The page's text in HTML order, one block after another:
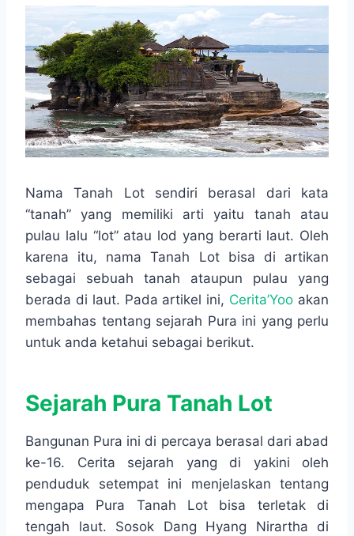
Nama Tanah Lot sendiri berasal dari kata
“tanah” yang memiliki arti yaitu tanah atau
pulau lalu “lot” atau lod yang berarti laut. Oleh
karena itu, nama Tanah Lot bisa di artikan
sebagai sebuah tanah ataupun pulau yang
berada di laut. Pada artikel ini, Cerita’Yoo akan
membahas tentang sejarah Pura ini yang perlu
untuk anda ketahui sebagai berikut.
Sejarah Pura Tanah Lot
Bangunan Pura ini di percaya berasal dari abad
ke-16. Cerita sejarah yang di yakini oleh
penduduk setempat ini menjelaskan tentang
mengapa Pura Tanah Lot bisa terletak di
tengah laut. Sosok Dang Hyang Nirartha di